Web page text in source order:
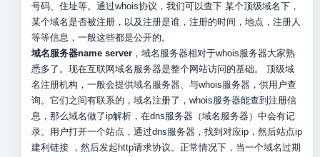
号码、住址等。通过whois协议，我们可以查下 某个顶级域名下，
某个域名是否被注册，以及注册是谁，注册的时间，地点，注册人
等等信息，一般这些都是公开的。
域名服务器name server，域名服务器相对于whois服务器大家熟
悉多了。现在互联网域名服务器是整个网站访问的基础。 顶级域
名注册机构，一般会提供域名服务器、与whois服务器，供用户查
询。它们之间有联系的，域名注册了，whois服务器能查到注册信
息，那么域名做了ip解析，在dns服务器（域名服务器）中会有记
录。用户打开一个站点，通过dns服务器，找到对应ip，然后站点ip
建利链接 ，然后发起http请求协议。正常情况下，当一个域名过期